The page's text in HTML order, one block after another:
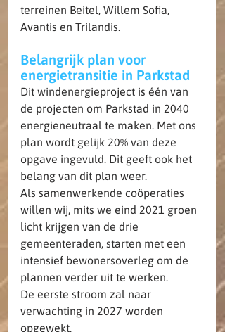
terreinen Beitel, Willem Sofia,
Avantis en Trilandis.
Belangrijk plan voor
energietransitie in Parkstad
Dit windenergieproject is één van
de projecten om Parkstad in 2040
energieneutraal te maken. Met ons
plan wordt gelijk 20% van deze
opgave ingevuld. Dit geeft ook het
belang van dit plan weer.
Als samenwerkende coöperaties
willen wij, mits we eind 2021 groen
licht krijgen van de drie
gemeenteraden, starten met een
intensief bewonersoverleg om de
plannen verder uit te werken.
De eerste stroom zal naar
verwachting in 2027 worden
opgewekt.